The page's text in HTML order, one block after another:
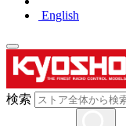
English
検索